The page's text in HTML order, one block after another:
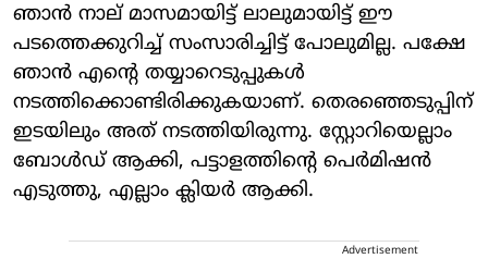
ഞാന്‍ നാല് മാസമായിട്ട് ലാലുമായിട്ട് ഈ
പടത്തെക്കുറിച്ച് സംസാരിച്ചിട്ട് പോലുമില്ല. പക്ഷേ
ഞാന്‍ എന്‍റെ തയ്യാറെടുപ്പുകള്‍
നടത്തിക്കൊണ്ടിരിക്കുകയാണ്. തെരഞ്ഞെടുപ്പിന്
ഇടയിലും അത് നടത്തിയിരുന്നു. സ്റ്റോറിയെല്ലാം
ബോള്‍ഡ് ആക്കി, പട്ടാളത്തിന്‍റെ പെര്‍മിഷന്‍
എടുത്തു, എല്ലാം ക്ലിയര്‍ ആക്കി.
Advertisement